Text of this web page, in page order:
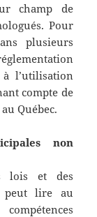
champ de
Pour
plusieurs
l’utilisation
compte de
Québec.
non
lois et des
peut lire au